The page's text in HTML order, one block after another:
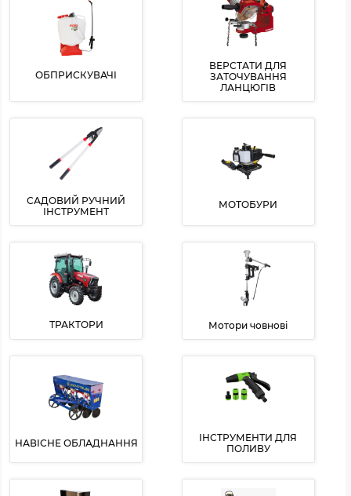
ОБПРИСКУВАЧІ
ВЕРСТАТИ ДЛЯ
ЗАТОЧУВАННЯ
ЛАНЦЮГІВ
САДОВИЙ РУЧНИЙ
ІНСТРУМЕНТ
МОТОБУРИ
ТРАКТОРИ Мотори човнові
НАВІСНЕ ОБЛАДНАННЯ
ІНСТРУМЕНТИ ДЛЯ
ПОЛИВУ